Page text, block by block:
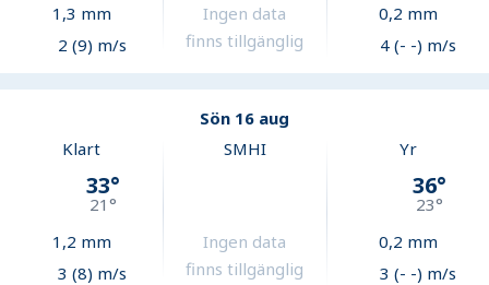
1,3 mm
2 (9) m/s
Ingen data
finns tillgänglig
0,2 mm
4 (- -) m/s
Sön 16 aug
Klart
33°
21°
1,2 mm
3 (8) m/s
SMHI
Ingen data
finns tillgänglig
Yr
36°
23°
0,2 mm
3 (- -) m/s